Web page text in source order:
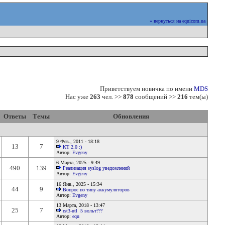
» вернуться на equicom.ua
Приветствуем новичка по имени MDS
Нас уже 263 чел. >> 878 сообщений >> 216 тем(ы)
Ответы Темы Обновления
13 7
9 Фев., 2011 - 18:18
KT 2.0 :)
Автор: Evgeny
490 139
6 Марта, 2025 - 9:49
Реализация syslog уведомлений
Автор: Evgeny
44 9
16 Янв., 2025 - 15:34
Вопрос по типу аккумуляторов
Автор: Evgeny
25 7
13 Марта, 2018 - 13:47
rst3-utl 5 вольт???
Автор: equ